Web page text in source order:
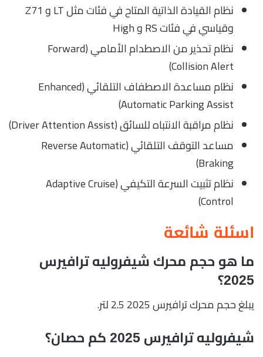
نظام القيادة الذاتية المتاح في فئات مثل LT و Z71
وقياسي في فئات RS و High
نظام تحذير من الاصطدام الأمامي (Forward
Collision Alert)
نظام مساعدة الاصطفاف التلقائي (Enhanced
Automatic Parking Assist)
نظام مراقبة الانتباه للسائق (Driver Attention Assist)
مساعد التوقف التلقائي (Reverse Automatic
Braking)
نظام تثبيت السرعة التكيفي (Adaptive Cruise
Control)
اسئلة شائعة
ما هو حجم محرك شيفروليه ترافيرس
2025؟
يبلغ حجم محرك ترافيرس 2025 2.5 لتر.
شيفروليه ترافيرس 2025 كم حصان؟